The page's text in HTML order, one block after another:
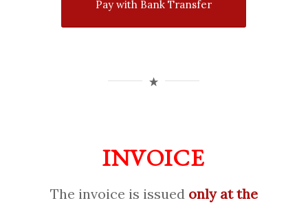
Pay with Bank Transfer
INVOICE
The invoice is issued only at the